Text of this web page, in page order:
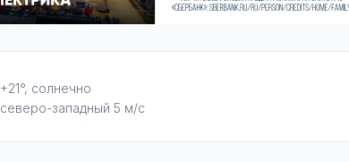
+21°, солнечно
северо-западный 5 м/с